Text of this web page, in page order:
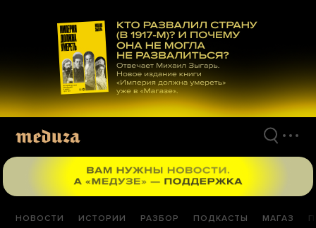
материалам
НОВОСТИ ИСТОРИИ РАЗБОР ПОДКАСТЫ МАГАЗ